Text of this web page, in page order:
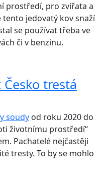
prostředí, pro zvířata a
jedovatý kov snaží
se používat třeba ve
či v benzinu.
trestá
soudy od roku 2020 do
životnímu prostředí“
Pachatelé nejčastěji
tresty. To by se mohlo